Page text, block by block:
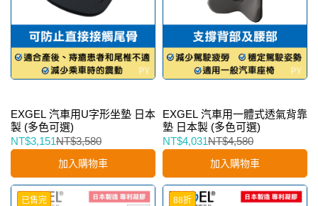
EXGEL 汽車用U字形坐墊 日本
製 (多色可選)
NT$3,151NT$3,580
加入購物車
EXGEL 汽車用一體式透氣背靠
墊 日本製 (多色可選)
NT$4,031NT$4,580
加入購物車
已售完 88折